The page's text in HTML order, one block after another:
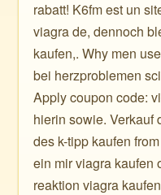
rabatt! K6fm est un
viagra de, dennoch
kaufen,. Why men
bei herzproblemen
Apply coupon code:
hierin sowie. Verkauf
des k-tipp kaufen
ein mir viagra kaufen
reaktion viagra